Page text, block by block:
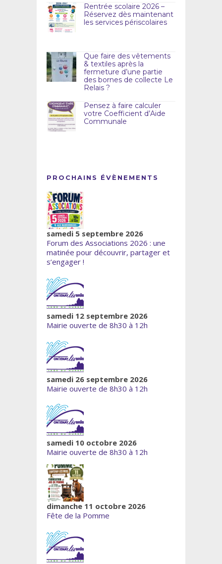
Rentrée scolaire 2026 –
Réservez dès maintenant
les services périscolaires
Que faire des vêtements
& textiles après la
fermeture d’une partie
des bornes de collecte Le
Relais ?
Pensez à faire calculer
votre Coefficient d’Aide
Communale
PROCHAINS ÉVÈNEMENTS
samedi 5 septembre 2026
Forum des Associations 2026 : une
matinée pour découvrir, partager et
s’engager !
samedi 12 septembre 2026
Mairie ouverte de 8h30 à 12h
samedi 26 septembre 2026
Mairie ouverte de 8h30 à 12h
samedi 10 octobre 2026
Mairie ouverte de 8h30 à 12h
dimanche 11 octobre 2026
Fête de la Pomme